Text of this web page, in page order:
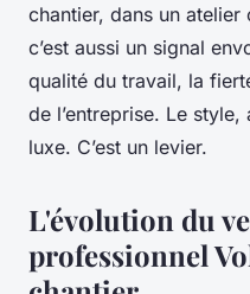
chantier, dans un
c’est aussi un signal
qualité du travail, la
de l’entreprise. Le style,
luxe. C’est un levier.
L'évolution du
professionnel